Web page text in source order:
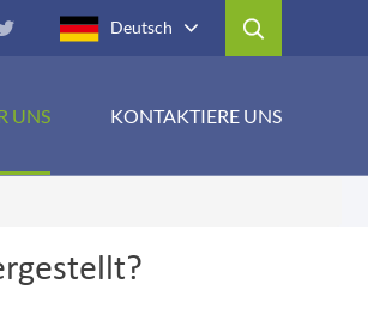
Deutsch
UNS KONTAKTIERE UNS